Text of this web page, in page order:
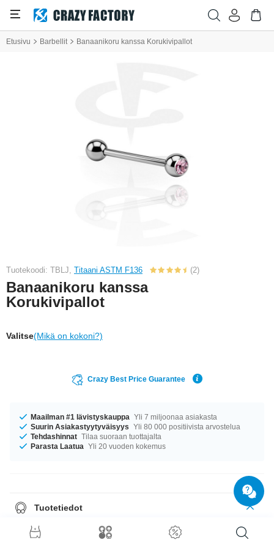
Etusivu Barbellit Banaanikoru kanssa Korukivipallot
Tuotekoodi: TBLJ, Titaani ASTM F136 (2)
Banaanikoru kanssa
Korukivipallot
Valitse(Mikä on kokoni?)
Crazy Best Price Guarantee
Maailman #1 lävistyskauppa Yli 7 miljoonaa asiakasta
Suurin Asiakastyytyväisyys Yli 80 000 positiivista arvostelua
Tehdashinnat Tilaa suoraan tuottajalta
Parasta Laatua Yli 20 vuoden kokemus
Tuotetiedot
Meillä on saatavilla kokoa 1.6 mm. Oli kokosi mikä tahansa, meiltä löytyy.
Saatavana pituuksissa 4.5 mm–46 mm. Pallokoot 4 mm–6 mm sopivat